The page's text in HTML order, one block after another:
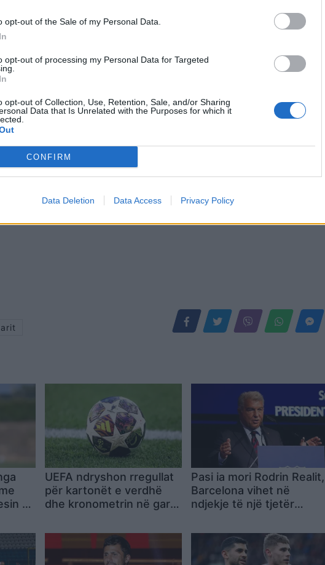
opt-out of the Sale of my Personal Data.
opt-out of processing my Personal Data for Targeted
opt-out of Collection, Use, Retention, Sale, and/or Sharing
Data that Is Unrelated with the Purposes for which it
CONFIRM
Data Deletion Data Access Privacy Policy
në konkurrencë me Realin
për mbrojtësin 150 milionësh
Pjanic pranë kalimit te skuadra legjendare
e
UEFA ndryshon rregullat
për kartonët e verdhë
dhe kronometrin në garat
Pasi ia mori Rodrin Realit,
Barcelona vihet në
ndjekje të një tjetër